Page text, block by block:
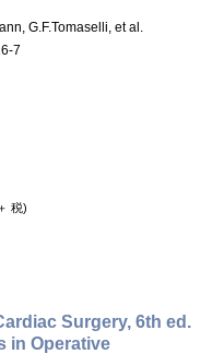
G.F.Tomaselli, et al.
7
税)
Surgery, 6th ed.
in Operative